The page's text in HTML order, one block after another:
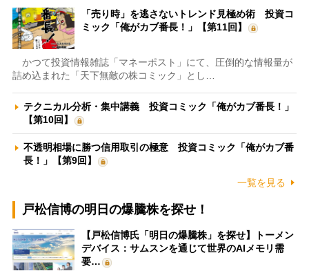
「売り時」を逃さないトレンド見極め術 投資コ
ミック「俺がカブ番長！」【第11回】
かつて投資情報雑誌「マネーポスト」にて、圧倒的な情報量が
詰め込まれた「天下無敵の株コミック」とし…
テクニカル分析・集中講義 投資コミック「俺がカブ番長！」
【第10回】
不透明相場に勝つ信用取引の極意 投資コミック「俺がカブ番
長！」【第9回】
一覧を見る
戸松信博の明日の爆騰株を探せ！
【戸松信博氏「明日の爆騰株」を探せ】トーメン
デバイス：サムスンを通じて世界のAIメモリ需
要…